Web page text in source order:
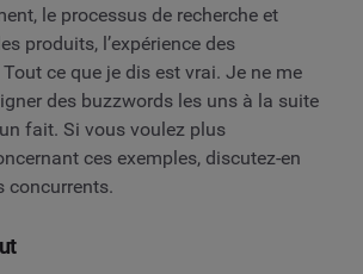
le processus de recherche et
produits, l’expérience des
ce que je dis est vrai. Je ne me
des buzzwords les uns à la suite
un fait. Si vous voulez plus
ces exemples, discutez-en
concurrents.